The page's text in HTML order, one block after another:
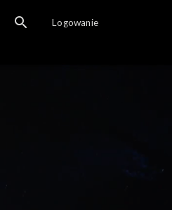
Logowanie